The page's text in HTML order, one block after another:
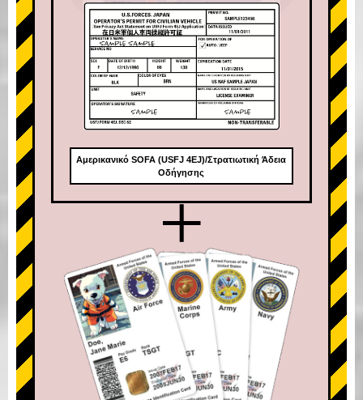
Αμερικανικό SOFA (USFJ 4EJ)/Στρατιωτική Άδεια
Οδήγησης
+